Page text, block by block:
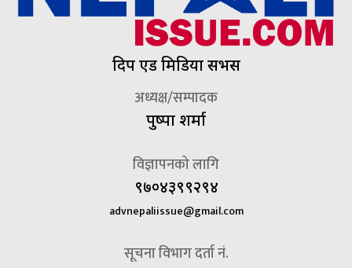
दिप एड मिडिया सर्भिस
अध्यक्ष/सम्पादक
पुष्पा शर्मा
विज्ञापनको लागि
९७०४३९९२९४
advnepaliissue@gmail.com
सूचना विभाग दर्ता नं.